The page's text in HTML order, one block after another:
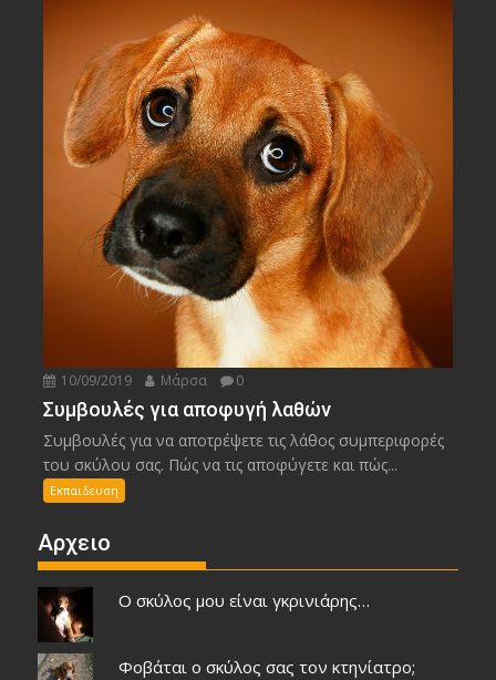
10/09/2019 Μάρσα 0
Συμβουλές για αποφυγή λαθών
Συμβουλές για να αποτρέψετε τις λάθος συμπεριφορές
του σκύλου σας. Πώς να τις αποφύγετε και πώς...
Εκπαιδευση
Αρχειο
Ο σκύλος μου είναι γκρινιάρης…
Φοβάται ο σκύλος σας τον κτηνίατρο;